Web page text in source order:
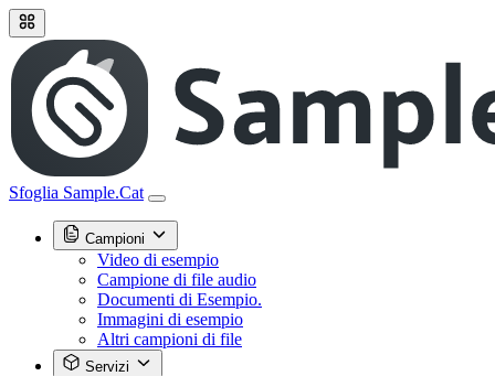
Sfoglia Sample.Cat
Campioni
Video di esempio
Campione di file audio
Documenti di Esempio.
Immagini di esempio
Altri campioni di file
Servizi